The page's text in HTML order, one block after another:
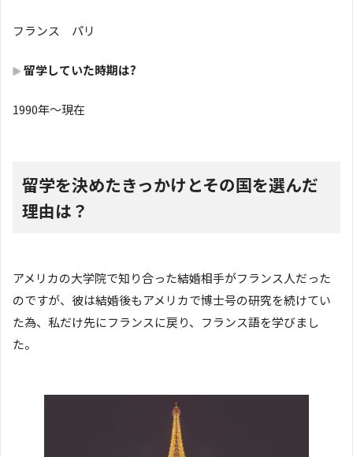
フランス パリ
留学していた時期は?
1990年～現在
留学を決めたきっかけとその国を選んだ
理由は？
アメリカの大学院で知り合った結婚相手がフランス人だった
のですが、彼は結婚後もアメリカで博士号の研究を続けてい
た為、私だけ先にフランスに戻り、フランス語を学びまし
た。